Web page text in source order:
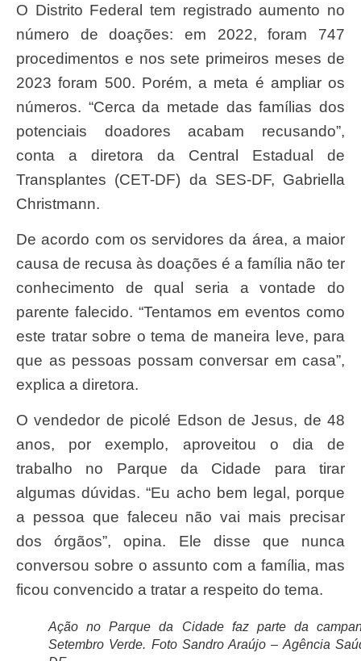
O Distrito Federal tem registrado aumento no
número de doações: em 2022, foram 747
procedimentos e nos sete primeiros meses de
2023 foram 500. Porém, a meta é ampliar os
números. “Cerca da metade das famílias dos
potenciais doadores acabam recusando”,
conta a diretora da Central Estadual de
Transplantes (CET-DF) da SES-DF, Gabriella
Christmann.
De acordo com os servidores da área, a maior
causa de recusa às doações é a família não ter
conhecimento de qual seria a vontade do
parente falecido. “Tentamos em eventos como
este tratar sobre o tema de maneira leve, para
que as pessoas possam conversar em casa”,
explica a diretora.
O vendedor de picolé Edson de Jesus, de 48
anos, por exemplo, aproveitou o dia de
trabalho no Parque da Cidade para tirar
algumas dúvidas. “Eu acho bem legal, porque
a pessoa que faleceu não vai mais precisar
dos órgãos”, opina. Ele disse que nunca
conversou sobre o assunto com a família, mas
ficou convencido a tratar a respeito do tema.
Ação no Parque da Cidade faz parte da
Setembro Verde. Foto Sandro Araújo – Agência